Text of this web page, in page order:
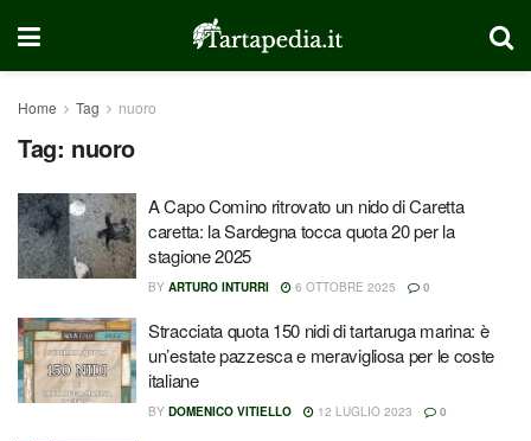
Home Tag nuoro
Tag: nuoro
A Capo Comino ritrovato un nido di Caretta
caretta: la Sardegna tocca quota 20 per la
stagione 2025
BY ARTURO INTURRI 6 OTTOBRE 2025 0
Stracciata quota 150 nidi di tartaruga marina: è
un’estate pazzesca e meravigliosa per le coste
italiane
BY DOMENICO VITIELLO 12 LUGLIO 2023 0